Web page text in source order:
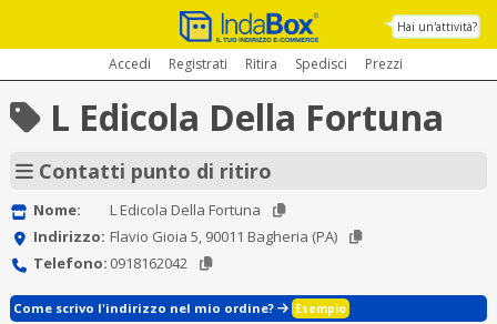
Hai un'attività?
Accedi Registrati Ritira Spedisci Prezzi
L Edicola Della Fortuna
Contatti punto di ritiro
Nome:
L Edicola Della Fortuna
Indirizzo: Flavio Gioia 5, 90011 Bagheria (PA)
Telefono: 0918162042
Come scrivo l'indirizzo nel mio ordine? Esempio